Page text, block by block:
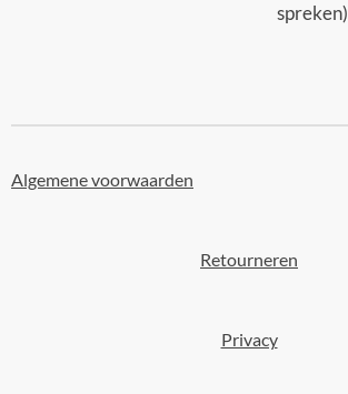
spreken)
Algemene voorwaarden
Retourneren
Privacy